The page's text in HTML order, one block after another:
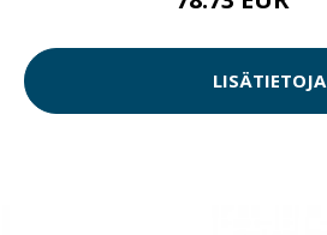
LISÄTIETOJA